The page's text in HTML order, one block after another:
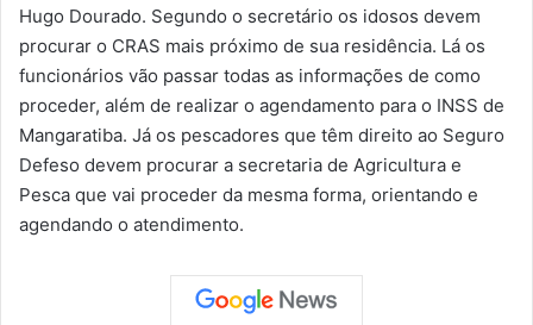
Hugo Dourado. Segundo o secretário os idosos devem
procurar o CRAS mais próximo de sua residência. Lá os
funcionários vão passar todas as informações de como
proceder, além de realizar o agendamento para o INSS de
Mangaratiba. Já os pescadores que têm direito ao Seguro
Defeso devem procurar a secretaria de Agricultura e
Pesca que vai proceder da mesma forma, orientando e
agendando o atendimento.